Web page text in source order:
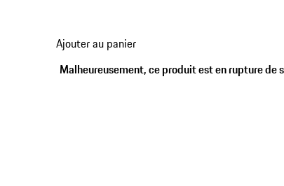
Ajouter au panier
Malheureusement, ce produit est en rupture de